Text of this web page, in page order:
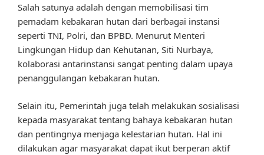
Salah satunya adalah dengan memobilisasi tim
pemadam kebakaran hutan dari berbagai instansi
seperti TNI, Polri, dan BPBD. Menurut Menteri
Lingkungan Hidup dan Kehutanan, Siti Nurbaya,
kolaborasi antarinstansi sangat penting dalam upaya
penanggulangan kebakaran hutan.
Selain itu, Pemerintah juga telah melakukan sosialisasi
kepada masyarakat tentang bahaya kebakaran hutan
dan pentingnya menjaga kelestarian hutan. Hal ini
dilakukan agar masyarakat dapat ikut berperan aktif